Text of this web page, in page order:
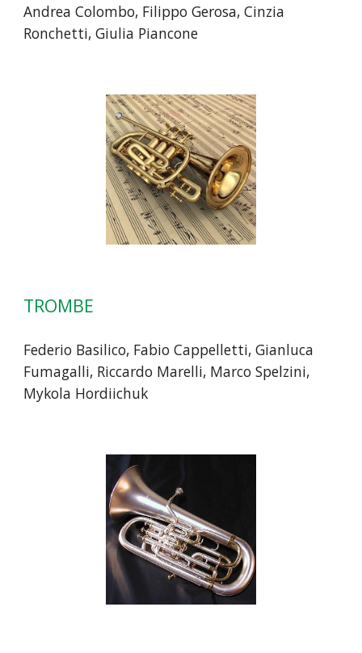
Andrea Colombo, Filippo Gerosa, Cinzia
Ronchetti, Giulia Piancone
TROMBE
Federio Basilico, Fabio Cappelletti, Gianluca
Fumagalli, Riccardo Marelli, Marco Spelzini,
Mykola Hordiichuk